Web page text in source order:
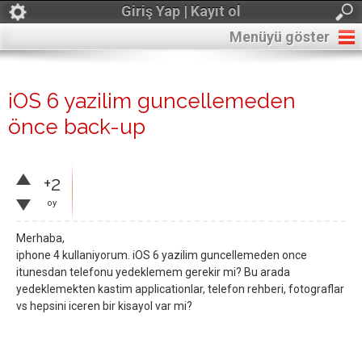
Giriş Yap | Kayıt ol
Menüyü göster
iOS 6 yazilim guncellemeden
önce back-up
+2
oy
Merhaba,
iphone 4 kullaniyorum. iOS 6 yazilim guncellemeden once
itunesdan telefonu yedeklemem gerekir mi? Bu arada
yedeklemekten kastim applicationlar, telefon rehberi, fotograflar
vs hepsini iceren bir kisayol var mi?